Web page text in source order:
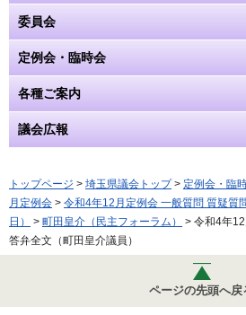
委員会
定例会・臨時会
各種ご案内
議会広報
トップページ > 埼玉県議会トップ> 定例会・臨
月定例会 > 令和4年12月定例会 一般質問 質疑質
日）
> 町田皇介（民主フォーラム）
> 令和4年
答弁全文（町田皇介議員）
ページの先頭へ戻